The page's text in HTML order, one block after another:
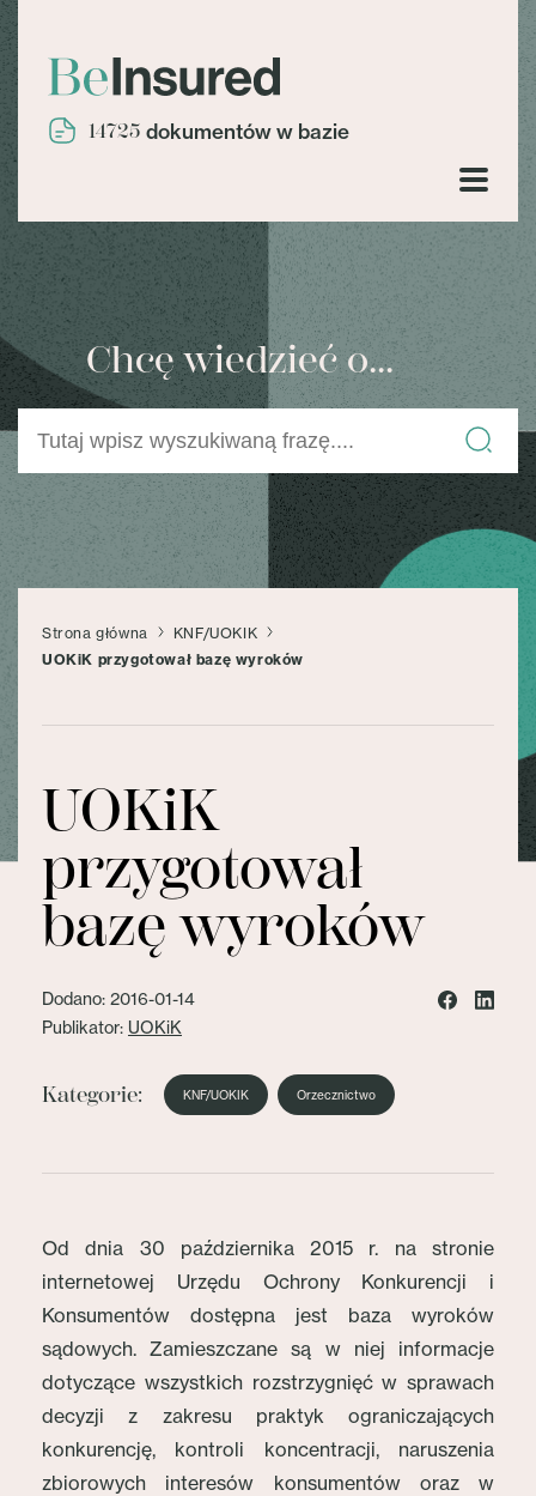
14725 dokumentów w bazie
Chcę wiedzieć o...
Strona główna
KNF/UOKIK
UOKiK przygotował bazę wyroków
UOKiK
przygotował
bazę wyroków
Dodano: 2016-01-14
Publikator: UOKiK
Kategorie: KNF/UOKIK Orzecznictwo
Od dnia 30 października 2015 r. na stronie
internetowej Urzędu Ochrony Konkurencji i
Konsumentów dostępna jest baza wyroków
sądowych. Zamieszczane są w niej informacje
dotyczące wszystkich rozstrzygnięć w sprawach
decyzji z zakresu praktyk ograniczających
konkurencję, kontroli koncentracji, naruszenia
zbiorowych interesów konsumentów oraz w